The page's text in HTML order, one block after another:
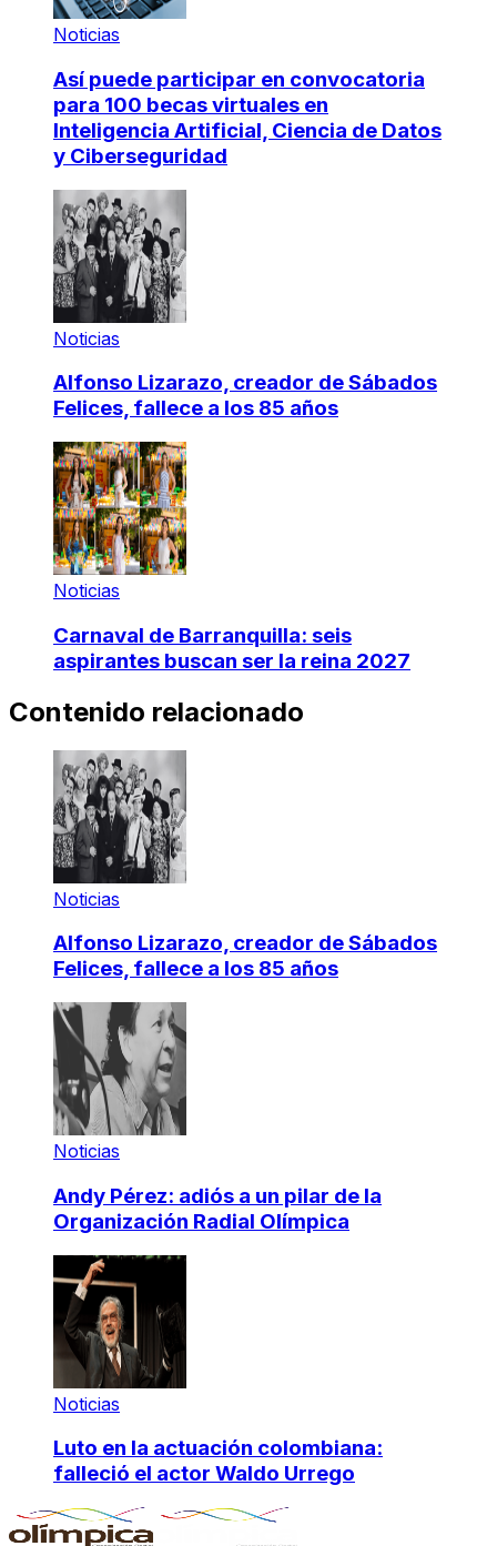
Noticias
Así puede participar en convocatoria
para 100 becas virtuales en
Inteligencia Artificial, Ciencia de Datos
y Ciberseguridad
Noticias
Alfonso Lizarazo, creador de Sábados
Felices, fallece a los 85 años
Noticias
Carnaval de Barranquilla: seis
aspirantes buscan ser la reina 2027
Contenido relacionado
Noticias
Alfonso Lizarazo, creador de Sábados
Felices, fallece a los 85 años
Noticias
Andy Pérez: adiós a un pilar de la
Organización Radial Olímpica
Noticias
Luto en la actuación colombiana:
falleció el actor Waldo Urrego